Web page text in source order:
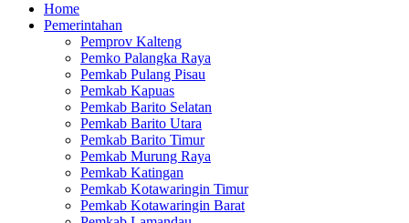
Home
Pemerintahan
Pemprov Kalteng
Pemko Palangka Raya
Pemkab Pulang Pisau
Pemkab Kapuas
Pemkab Barito Selatan
Pemkab Barito Utara
Pemkab Barito Timur
Pemkab Murung Raya
Pemkab Katingan
Pemkab Kotawaringin Timur
Pemkab Kotawaringin Barat